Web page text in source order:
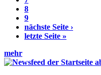
8
9
nächste Seite ›
letzte Seite »
mehr